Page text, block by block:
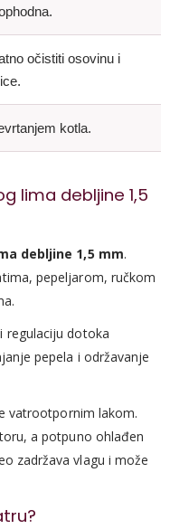
očistiti osovinu i
kotla.
lima debljine 1,5
debljine 1,5 mm.
pepeljarom, ručkom
regulaciju dotoka
pepela i održavanje
vatrootpornim lakom.
a potpuno ohlađen
zadržava vlagu i može